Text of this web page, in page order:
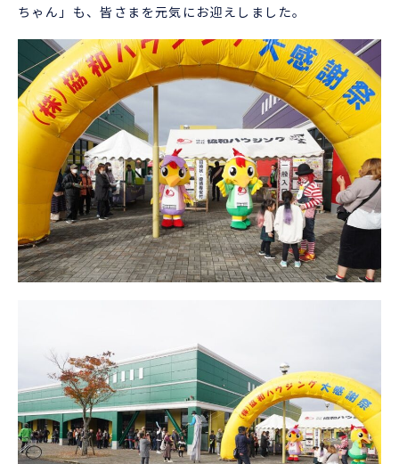
ちゃん」も、皆さまを元気にお迎えしました。